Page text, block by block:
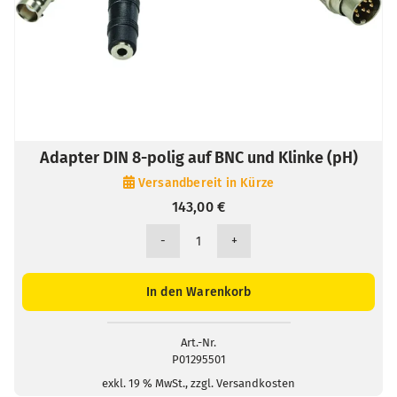
Adapter DIN 8-polig auf BNC und Klinke (pH)
Versandbereit in Kürze
143,00€
Adapter
8-
BNC
und
Klinke
In den Warenkorb
Art.-Nr.
P01295501
exkl. 19 % MwSt., zzgl. Versandkosten